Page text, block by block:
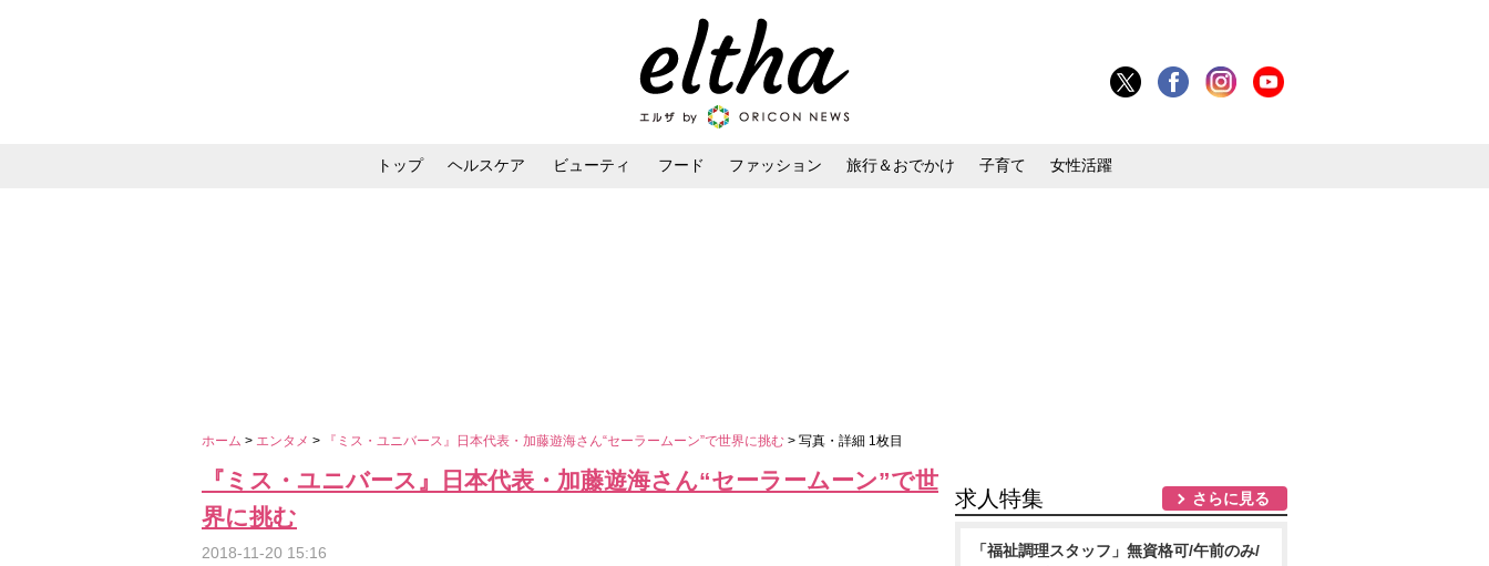
トップ ヘルスケア ビューティ フード ファッション 旅行＆おでかけ 子育て 女性活躍
ホーム > エンタメ > 『ミス・ユニバース』日本代表・加藤遊海さん“セーラームーン”で世界に挑む > 写真・詳細 1枚目
『ミス・ユニバース』日本代表・加藤遊海さん“セーラームーン”で世
界に挑む
2018-11-20 15:16
求人特集 さらに見る
「福祉調理スタッフ」無資格可/午前のみ/